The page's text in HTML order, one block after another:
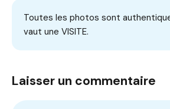
Toutes les photos sont
vaut une VISITE.
Laisser un commentaire